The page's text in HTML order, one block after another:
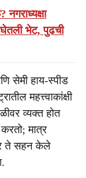
भेट, पुढची
सेमी हाय-स्पीड
महत्त्वाकांक्षी
व्यक्त होत
मात्र
ते सहन केले